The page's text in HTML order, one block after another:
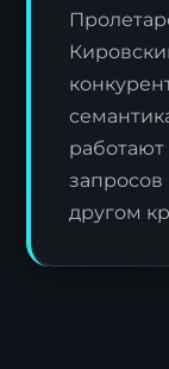
запросов
другом